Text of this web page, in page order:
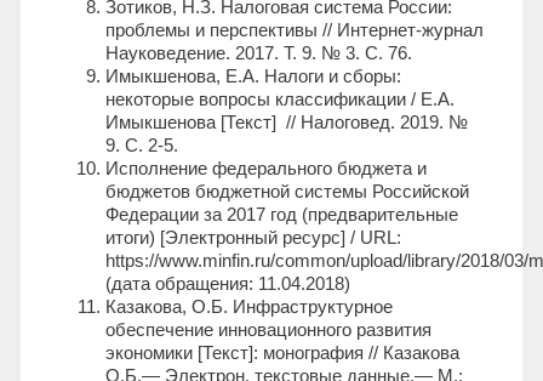
Зотиков, Н.З. Налоговая система России:
проблемы и перспективы // Интернет-журнал
Науковедение. 2017. Т. 9. № 3. С. 76.
Имыкшенова, Е.А. Налоги и сборы:
некоторые вопросы классификации / Е.А.
Имыкшенова [Текст] // Налоговед. 2019. №
9. С. 2-5.
Исполнение федерального бюджета и
бюджетов бюджетной системы Российской
Федерации за 2017 год (предварительные
итоги) [Электронный ресурс] / URL:
https://www.minfin.ru/common/upload/library/2018/03/
(дата обращения: 11.04.2018)
Казакова, О.Б. Инфраструктурное
обеспечение инновационного развития
экономики [Текст]: монография // Казакова
О.Б.— Электрон. текстовые данные.— М.: